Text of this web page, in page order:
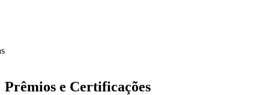
Prêmios e Certificações